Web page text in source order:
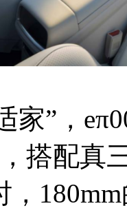
”，
搭配真
，